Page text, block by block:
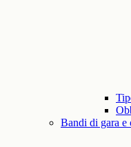
Bandi di gara e